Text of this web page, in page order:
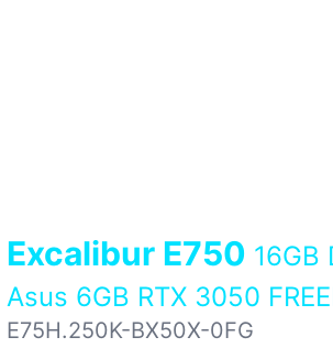
Excalibur E750 16GB
Asus 6GB RTX 3050
E75H.250K-BX50X-0FG